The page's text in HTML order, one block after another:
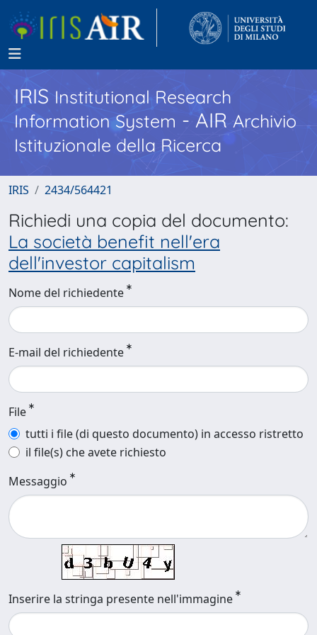
IRISInstitutional Research
Information System - AIR Archivio
Istituzionale della Ricerca
IRIS 2434/564421
Richiedi una copia del documento:
La società benefit nell'era
dell'investor capitalism
Nome del richiedente
E-mail del richiedente
File
tutti i file (di questo documento) in accesso ristretto
il file(s) che avete richiesto
Messaggio
Inserire la stringa presente nell'immagine